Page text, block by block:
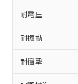
耐電圧
耐振動
耐衝撃
むを
ミウム
六価ク
類(PBB)
基準
「－
*中国
Pb(鉛)